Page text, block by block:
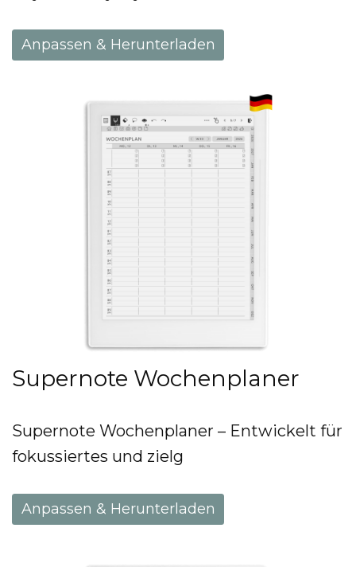
Anpassen & Herunterladen
Supernote Wochenplaner
Supernote Wochenplaner – Entwickelt für
fokussiertes und zielg
Anpassen & Herunterladen